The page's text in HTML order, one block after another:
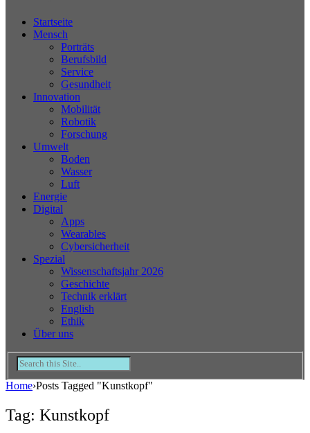
Startseite
Mensch
Porträts
Berufsbild
Service
Gesundheit
Innovation
Mobilität
Robotik
Forschung
Umwelt
Boden
Wasser
Luft
Energie
Digital
Apps
Wearables
Cybersicherheit
Spezial
Wissenschaftsjahr 2026
Geschichte
Technik erklärt
English
Ethik
Über uns
Home›Posts Tagged "Kunstkopf"
Tag: Kunstkopf